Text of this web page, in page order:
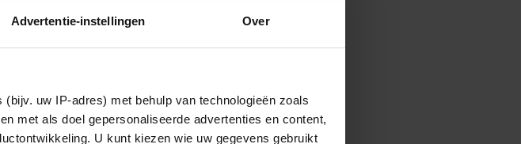
Advertentie-instellingen Over
uw IP-adres) met behulp van technologieën zoals
met als doel gepersonaliseerde advertenties en content,
U kunt kiezen wie uw gegevens gebruikt